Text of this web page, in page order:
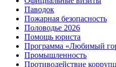
Паводок
Пожарная безопасность
Половодье 2026
Помощь юриста
Программа «Любимый
Промышленность
Противодействие